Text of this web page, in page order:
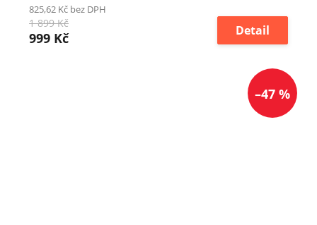
825,62 Kč bez DPH
1 899 Kč
999 Kč Detail
–47 %